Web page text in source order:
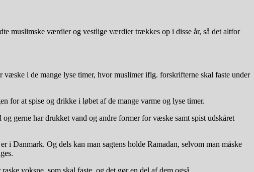
muslimske værdier og vestlige værdier trækkes op i disse år, så det altfor
i de mange lyse timer, hvor muslimer iflg. forskrifterne skal faste under
for at spise og drikke i løbet af de mange varme og lyse timer.
gerne har drukket vand og andre former for væske samt spist udskåret
Danmark. Og dels kan man sagtens holde Ramadan, selvom man måske
voksne, som skal faste, og det gør en del af dem også.